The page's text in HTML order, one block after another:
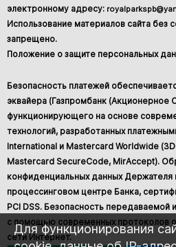
электронному адресу:
Использование материалов сайта без
запрещено.
Положение о защите персональных
Безопасность платежей
эквайера (Газпромбанк (Акционерное
функционирующего на основе
технологий, разработанных
International и Mastercard Worldwide
Mastercard SecureCode, MirAccept).
конфиденциальных данных Держателя
процессинговом центре Банка,
PCI DSS. Безопасность
с помощью современных протоколов
сети Интернет.
Для функционирования